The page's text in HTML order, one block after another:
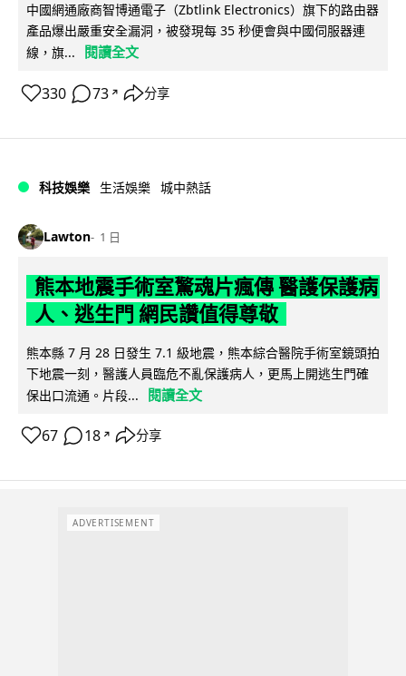
中國網通廠商智博通電子（Zbtlink Electronics）旗下的路由器
產品爆出嚴重安全漏洞，被發現每 35 秒便會與中國伺服器連
線，旗...
閱讀全文
330 73 ↗ 分享
科技娛樂 生活娛樂 城中熱話
Lawton 1 日
熊本地震手術室驚魂片瘋傳 醫護保護病
人、逃生門 網民讚值得尊敬
熊本縣 7 月 28 日發生 7.1 級地震，熊本綜合醫院手術室鏡頭拍
下地震一刻，醫護人員臨危不亂保護病人，更馬上開逃生門確
保出口流通。片段...
閱讀全文
67 18 ↗ 分享
ADVERTISEMENT